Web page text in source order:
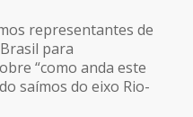
representantes de
para
“como anda este
saímos do eixo Rio-